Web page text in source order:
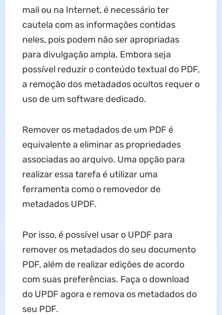
mail ou na Internet, é necessário ter
cautela com as informações contidas
neles, pois podem não ser apropriadas
para divulgação ampla. Embora seja
possível reduzir o conteúdo textual do PDF,
a remoção dos metadados ocultos requer o
uso de um software dedicado.
Remover os metadados de um PDF é
equivalente a eliminar as propriedades
associadas ao arquivo. Uma opção para
realizar essa tarefa é utilizar uma
ferramenta como o removedor de
metadados UPDF.
Por isso, é possível usar o UPDF para
remover os metadados do seu documento
PDF, além de realizar edições de acordo
com suas preferências. Faça o download
do UPDF agora e remova os metadados do
seu PDF.